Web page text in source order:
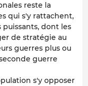
reste la
qui s'y rattachent,
puissants, dont les
de stratégie au
guerres plus ou
guerre
s'y opposer